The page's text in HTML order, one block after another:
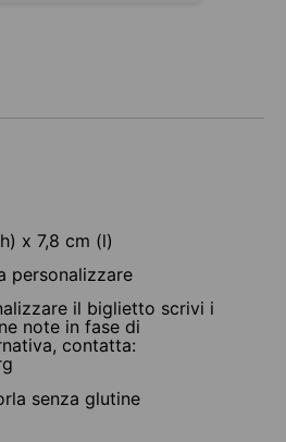
x 7,8 cm (l)
personalizzare
il biglietto scrivi i
note in fase di
contatta:
senza glutine